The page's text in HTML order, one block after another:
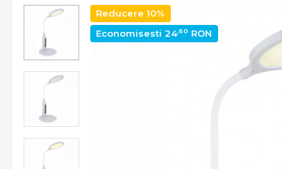
Reducere 10%
Economisesti 24,60 RON